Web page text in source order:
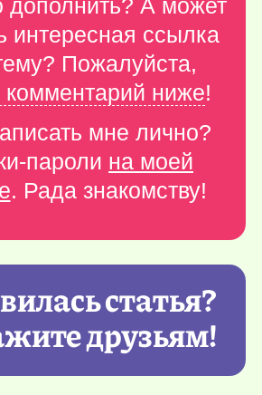
дополнить? А может
интересная ссылка
Пожалуйста,
комментарий ниже!
мне лично?
пароли на моей
. Рада знакомству!
статья?
друзьям!